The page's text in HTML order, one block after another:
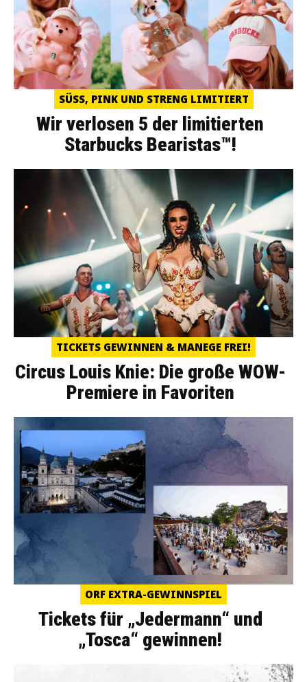
SÜSS, PINK UND STRENG LIMITIERT
Wir verlosen 5 der limitierten
Starbucks Bearistas™!
TICKETS GEWINNEN & MANEGE FREI!
Circus Louis Knie: Die große WOW-
Premiere in Favoriten
ORF EXTRA-GEWINNSPIEL
Tickets für „Jedermann“ und
„Tosca“ gewinnen!